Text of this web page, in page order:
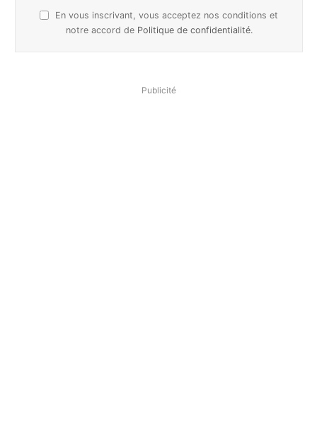
En vous inscrivant, vous acceptez nos conditions et
notre accord de Politique de confidentialité.
Publicité